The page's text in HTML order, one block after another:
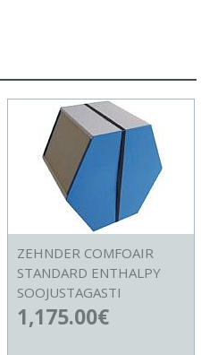
ZEHNDER COMFOAIR
STANDARD ENTHALPY
SOOJUSTAGASTI
1,175.00€